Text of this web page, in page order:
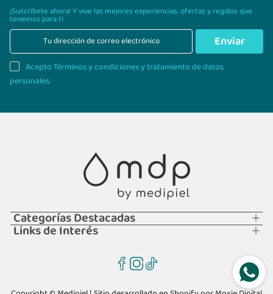
¡Suscríbete ahora! Y vive las mejores experiencias,ofertas y regalos que
tenemos para ti
Enviar
Acepto Términos y condiciones y tratamiento de datos
personales.
Categorías Destacadas
Links de Interés